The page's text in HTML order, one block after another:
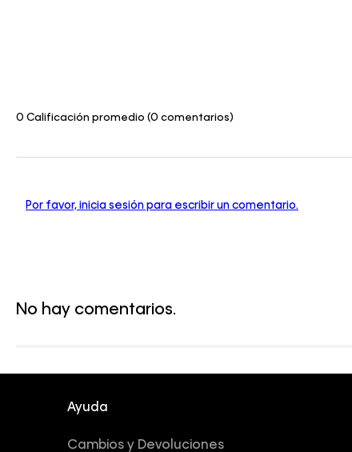
0 Calificación promedio (0 comentarios)
Por favor, inicia sesión para escribir un comentario.
No hay comentarios.
Ayuda
Cambios y Devoluciones